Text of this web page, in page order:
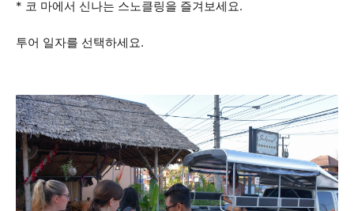
* 코 마에서 신나는 스노클링을 즐겨보세요.
투어 일자를 선택하세요.